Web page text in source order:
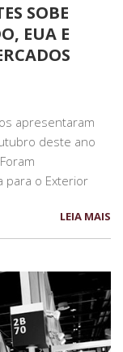
SOBE
EUA E
apresentaram
deste ano
para o Exterior
LEIA MAIS